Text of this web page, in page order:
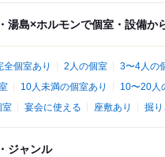
湯島×ホルモンで個室・設備か
全個室あり 2人の個室
3〜4人の
10人未満の個室あり
10〜20人
室
宴会に使える 座敷あり 掘り
ジャンル